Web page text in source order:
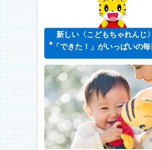
新しい〈こどもちゃれんじ
「できた！」がいっぱいの毎